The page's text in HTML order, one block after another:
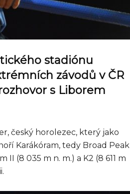
stadiónu
závodů v ČR
s Liborem
český horolezec, který jako
Karákóram, tedy Broad Peak
(8 035 m n. m.) a K2 (8 611 m